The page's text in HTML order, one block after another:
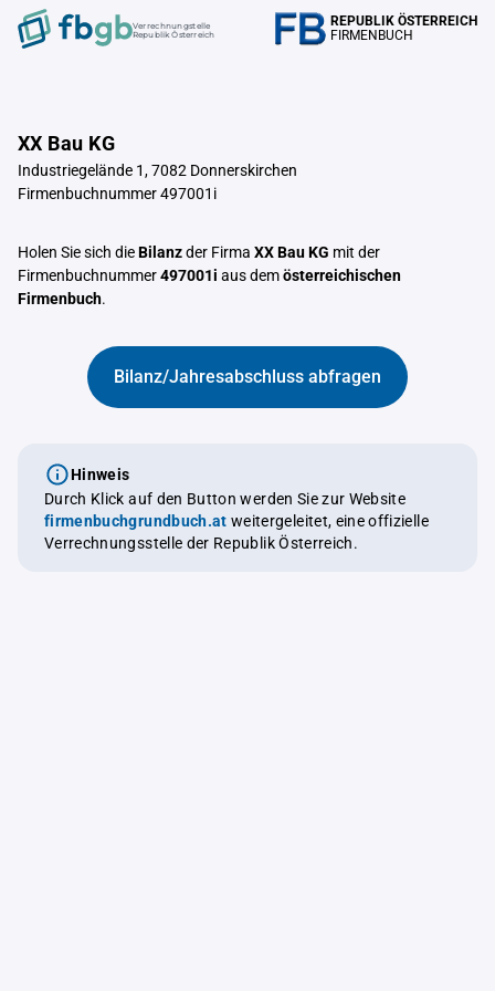
Verrechnungstelle
Republik Österreich
REPUBLIK ÖSTERREICH
FIRMENBUCH
XX Bau KG
Industriegelände 1, 7082 Donnerskirchen
Firmenbuchnummer 497001i
Holen Sie sich dieBilanzder Firma XX Bau KG mit der
Firmenbuchnummer497001i aus demösterreichischen
Firmenbuch.
Bilanz/Jahresabschluss abfragen
Hinweis
Durch Klick auf den Button werden Sie zur Website
firmenbuchgrundbuch.at weitergeleitet, eine offizielle
Verrechnungsstelle der Republik Österreich.